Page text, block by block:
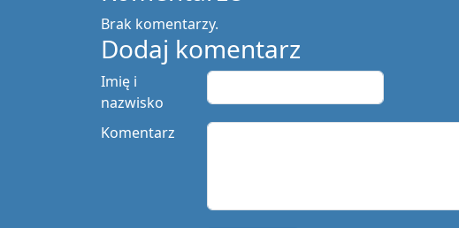
Brak komentarzy.
Dodaj komentarz
Imię i
nazwisko
Komentarz